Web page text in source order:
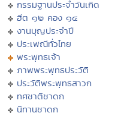
กรรมฐานประจำวันเกิด
ฮีต ๑๒ คอง ๑๔
งานบุญประจำปี
ประเพณีทั่วไทย
พระพุทธเจ้า
ภาพพระพุทธประวัติ
ประวัติพระพุทธสาวก
ทศชาติชาดก
นิทานชาดก